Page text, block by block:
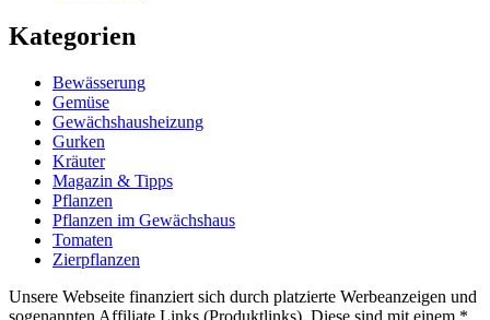
Kategorien
Bewässerung
Gemüse
Gewächshausheizung
Gurken
Kräuter
Magazin & Tipps
Pflanzen
Pflanzen im Gewächshaus
Tomaten
Zierpflanzen
Unsere Webseite finanziert sich durch platzierte Werbeanzeigen und
sogenannten Affiliate Links (Produktlinks). Diese sind mit einem *